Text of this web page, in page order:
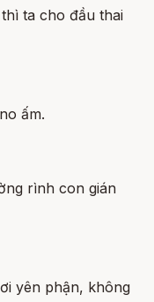
ta cho đầu thai
ấm.
rình con gián
yên phận, không